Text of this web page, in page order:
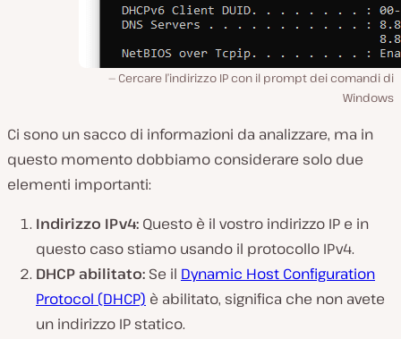
Cercare l’indirizzo IP con il prompt dei comandi di
Windows
Ci sono un sacco di informazioni da analizzare, ma in
questo momento dobbiamo considerare solo due
elementi importanti:
Indirizzo IPv4: Questo è il vostro indirizzo IP e in
questo caso stiamo usando il protocollo IPv4.
DHCP abilitato: Se il Dynamic Host Configuration
Protocol (DHCP) è abilitato, significa che non avete
un indirizzo IP statico.